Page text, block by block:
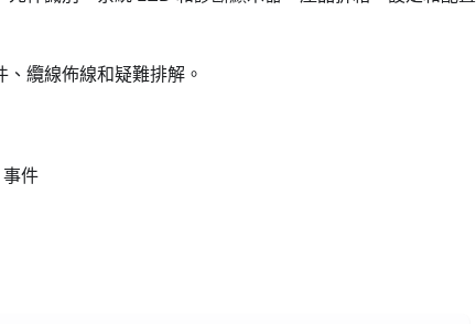
、纜線佈線和疑難排解。
件